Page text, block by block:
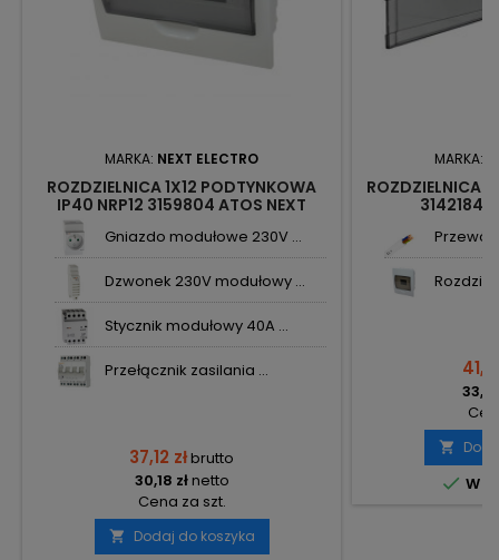
MARKA: NEXT ELECTRO
ROZDZIELNICA 1X12 PODTYNKOWA
IP40 NRP12 3159804 ATOS NEXT
Gniazdo modułowe 230V ...
Dzwonek 230V modułowy ...
Stycznik modułowy 40A ...
Przełącznik zasilania ...
37,12 złbrutto
30,18 złnetto
Cena za szt.
 Dodaj do koszyka
MARKA:
ROZDZIELNICA
3142184
Przewód

 W